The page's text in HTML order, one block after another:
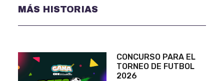
MÁS HISTORIAS
CONCURSO PARA EL
TORNEO DE FUTBOL
2026